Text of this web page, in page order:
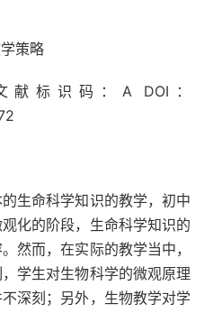
策略
献标识码：A DOI：
生命科学知识的教学，初中
化的阶段，生命科学知识的
然而，在实际的教学当中，
学生对生物科学的微观原理
深刻；另外，生物教学对学